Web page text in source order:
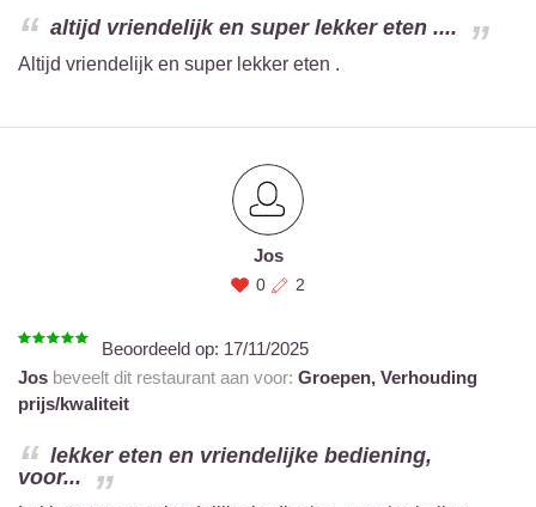
altijd vriendelijk en super lekker eten ....
Altijd vriendelijk en super lekker eten .
Jos
0 2
Beoordeeld op: 17/11/2025
Jos beveelt dit restaurant aan voor: Groepen, Verhouding
prijs/kwaliteit
lekker eten en vriendelijke bediening,
voor...